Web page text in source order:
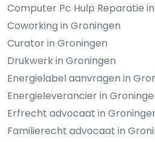
Computer Pc Hulp Reparatie
Coworking in Groningen
Curator in Groningen
Drukwerk in Groningen
Energielabel aanvragen in
Energieleverancier in
Erfrecht advocaat in
Familierecht advocaat in